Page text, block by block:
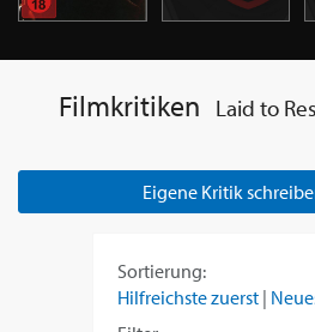
Filmkritiken Laid to
Eigene Kritik
Sortierung:
Hilfreichste zuerst |